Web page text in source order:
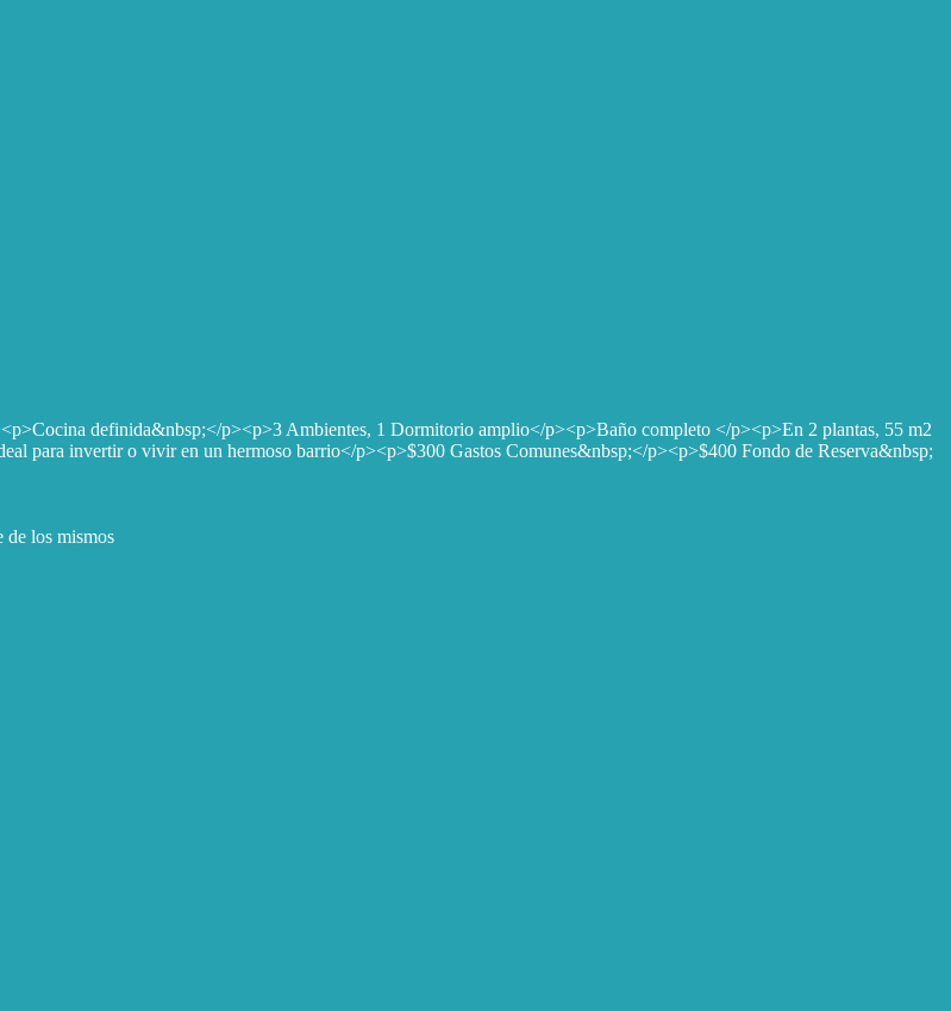
definida&nbsp;</p><p>3 Ambientes, 1 Dormitorio amplio</p><p>Baño completo </p><p>En 2 plantas, 55 m2
para invertir o vivir en un hermoso barrio</p><p>$300 Gastos Comunes&nbsp;</p><p>$400 Fondo de Reserva&nbsp;
de los mismos